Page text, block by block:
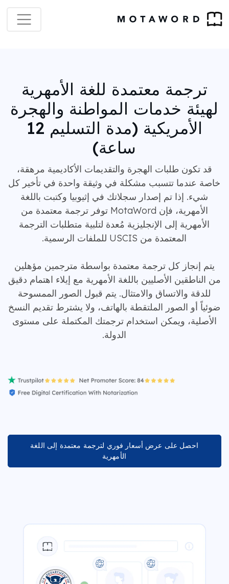
ترجمة معتمدة للغة الأمهرية
لهيئة خدمات المواطنة والهجرة
الأمريكية (مدة التسليم 12
ساعة)
قد تكون طلبات الهجرة والتقديمات الأكاديمية مرهقة،
خاصة عندما تتسبب مشكلة في وثيقة واحدة في تأخير كل
شيء. إذا تم إصدار سجلاتك في إثيوبيا وكتبت باللغة
الأمهرية، فإن MotaWord توفر ترجمة معتمدة من
الأمهرية إلى الإنجليزية مُعدة لتلبية متطلبات الترجمة
المعتمدة من USCIS للملفات الرسمية.
يتم إنجاز كل ترجمة معتمدة بواسطة مترجمين مؤهلين
من الناطقين الأصليين باللغة الأمهرية مع إيلاء اهتمام دقيق
للدقة والاتساق والامتثال. يتم قبول الصور الممسوحة
ضوئياً أو الصور الملتقطة بالهاتف، ولا يشترط تقديم النسخ
الأصلية، ويمكن استخدام ترجمتك المكتملة على مستوى
الدولة.
احصل على عرض أسعار فوري لترجمة معتمدة إلى اللغة
الأمهرية